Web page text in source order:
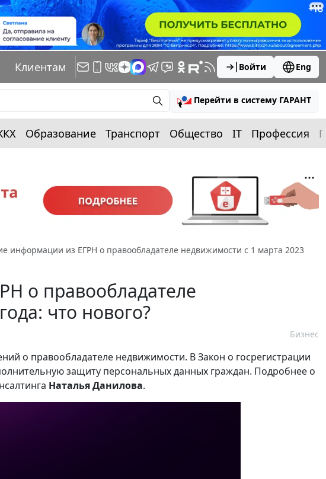
Клиентам Войти Eng
Перейти в систему ГАРАНТ
Образование Транспорт Общество IT Профессия
информации из ЕГРН о правообладателе недвижимости с 1 марта 2023
о правообладателе
что нового?
Бизнес
о правообладателе недвижимости. В Закон о госрегистрации
защиту персональных данных граждан. Подробнее о
Наталья Данилова.